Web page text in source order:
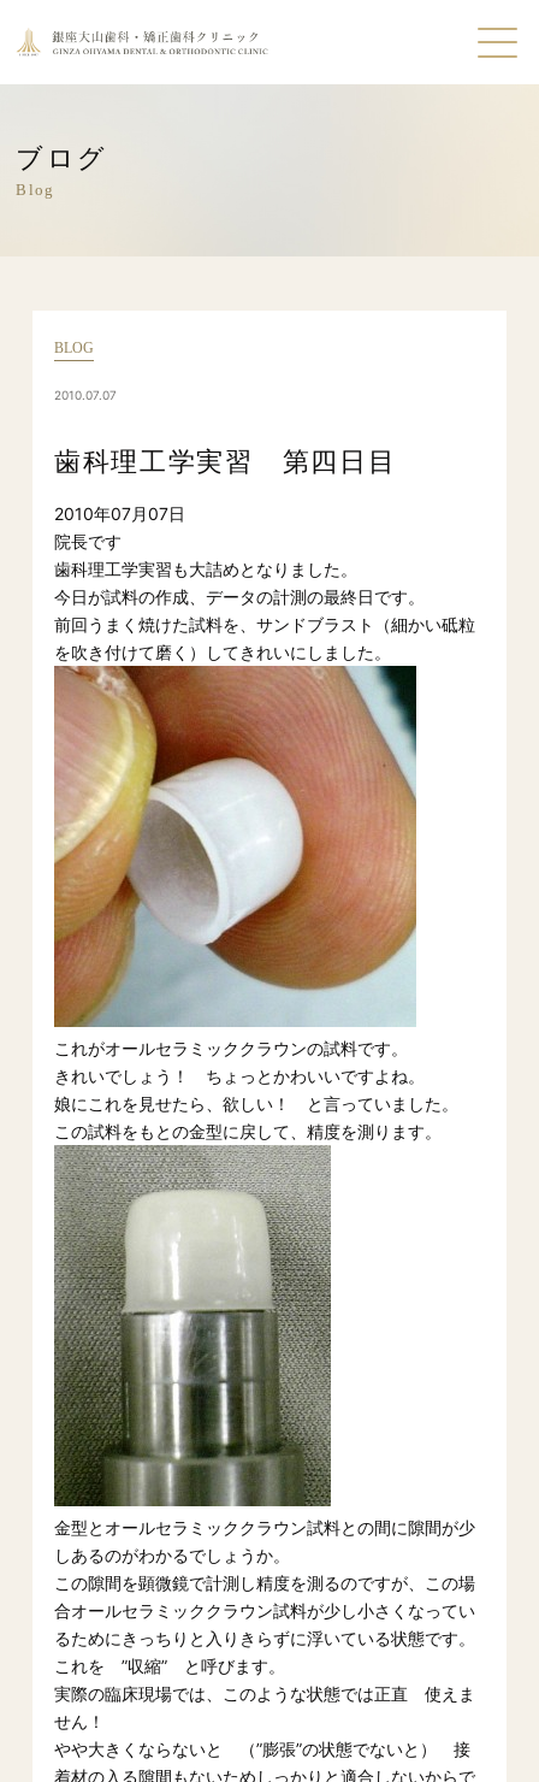
ブログ
Blog
BLOG
2010.07.07
歯科理工学実習 第四日目
2010年07月07日
院長です
歯科理工学実習も大詰めとなりました。
今日が試料の作成、データの計測の最終日です。
前回うまく焼けた試料を、サンドブラスト（細かい砥粒
を吹き付けて磨く）してきれいにしました。
これがオールセラミッククラウンの試料です。
きれいでしょう！ ちょっとかわいいですよね。
娘にこれを見せたら、欲しい！ と言っていました。
この試料をもとの金型に戻して、精度を測ります。
金型とオールセラミッククラウン試料との間に隙間が少
しあるのがわかるでしょうか。
この隙間を顕微鏡で計測し精度を測るのですが、この場
合オールセラミッククラウン試料が少し小さくなってい
るためにきっちりと入りきらずに浮いている状態です。
これを ”収縮” と呼びます。
実際の臨床現場では、このような状態では正直 使えま
せん！
やや大きくならないと （”膨張”の状態でないと） 接
着材の入る隙間もないためしっかりと適合しないからで